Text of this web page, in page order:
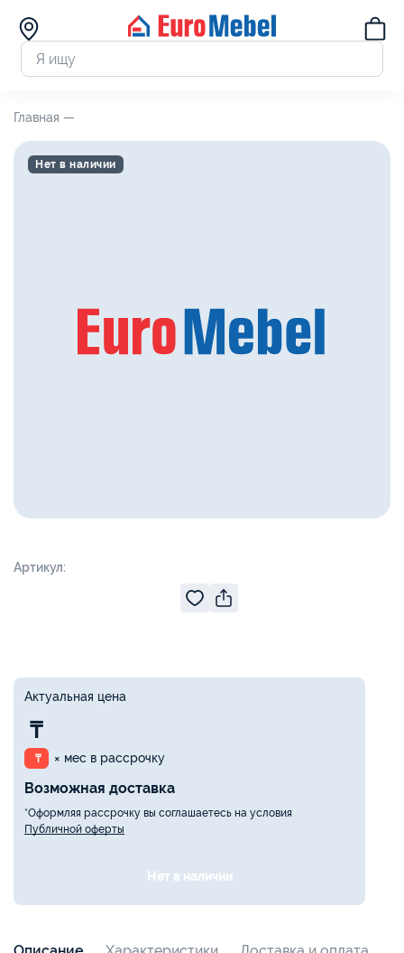
Главная —
Артикул:
Нет в наличии
Актуальная цена
₸
₸ × мес в рассрочку
Возможная доставка
*Оформляя рассрочку вы соглашаетесь на условия
Публичной оферты
Нет в наличии